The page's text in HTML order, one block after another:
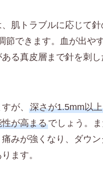
肌トラブルに応じて針
節できます。血が出や
る真皮層まで針を刺
が、 深さが1.5mm以
が高まるでしょう。
みが強くなり、ダウン
ます。